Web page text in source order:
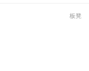
板凳